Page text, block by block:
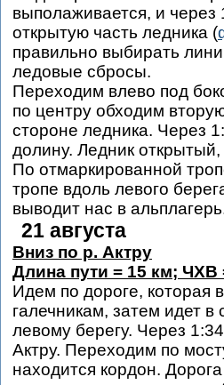
выполаживается, и
открытую часть ледника (
правильно выбирать
ледовые сбросы.
Переходим влево под
по центру обходим
стороне ледника. Через
долину. Ледник открытый,
По отмаркированной
тропе вдоль левого
выводит нас в
21 августа
Вниз по р. Актру
Длина пути = 15 км; ЧХВ
Идем по дороге, которая
галечникам, затем идет в
левому берегу. Через
Актру. Переходим по
находится кордон.